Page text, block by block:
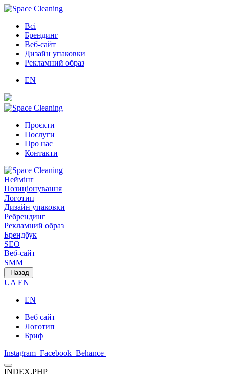
Всі
Брендинг
Веб-сайт
Дизайн упаковки
Рекламний образ
EN
Проєкти
Послуги
Про нас
Контакти
Неймінг
Позиціонування
Логотип
Дизайн упаковки
Ребрендинг
Рекламний образ
Брендбук
SEO
Веб-сайт
SMM
Назад
UA EN
EN
Веб сайт
Логотип
Бриф
Instagram Facebook Behance
INDEX.PHP